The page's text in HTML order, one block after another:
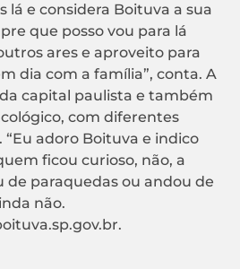
lá e considera Boituva a sua
que posso vou para lá
ares e aproveito para
dia com a família”, conta. A
capital paulista e também
com diferentes
“Eu adoro Boituva e indico
ficou curioso, não, a
de paraquedas ou andou de
não.